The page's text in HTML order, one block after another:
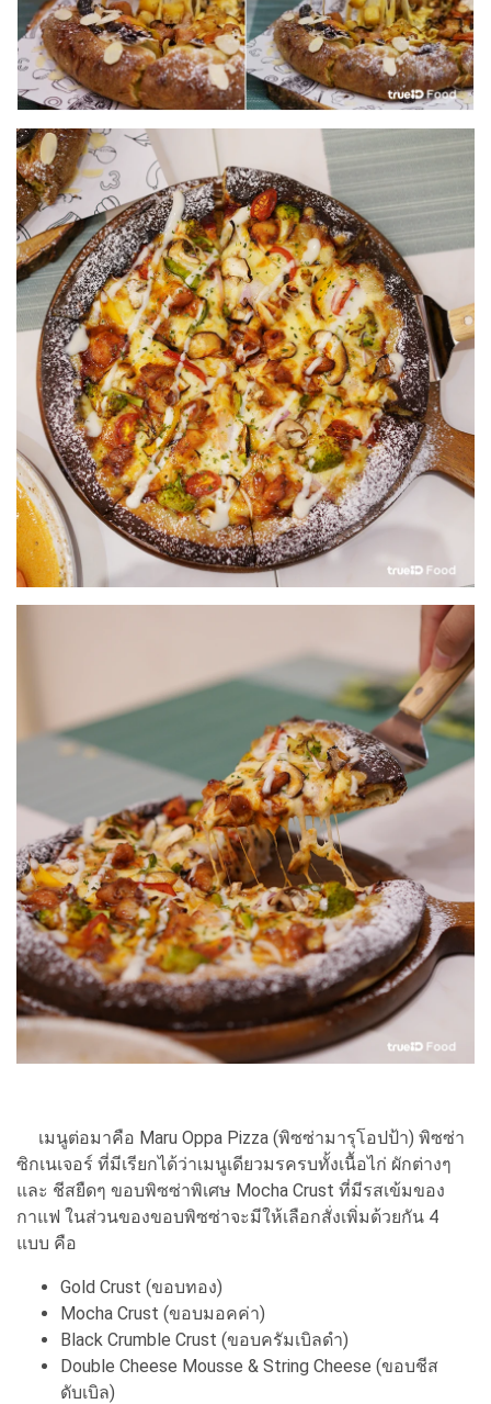
เมนูต่อมาคือ Maru Oppa Pizza (พิซซ่ามารุโอปป้า) พิซซ่า
ซิกเนเจอร์ ที่มีเรียกได้ว่าเมนูเดียวมรครบทั้งเนื้อไก่ ผักต่างๆ
และ ชีสยืดๆ ขอบพิซซ่าพิเศษ Mocha Crust ที่มีรสเข้มของ
กาแฟ ในส่วนของขอบพิซซ่าจะมีให้เลือกสั่งเพิ่มด้วยกัน 4
แบบ คือ
Gold Crust (ขอบทอง)
Mocha Crust (ขอบมอคค่า)
Black Crumble Crust (ขอบครัมเบิลดำ)
Double Cheese Mousse & String Cheese (ขอบชีส
ดับเบิล)